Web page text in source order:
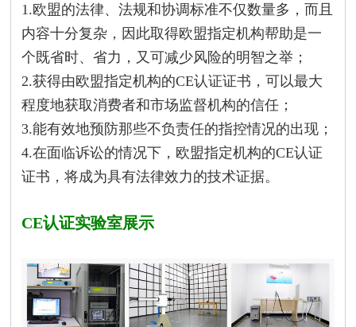
1.欧盟的法律、法规和协调标准不仅数量多，而且
内容十分复杂，因此取得欧盟指定机构帮助是一
个既省时、省力，又可减少风险的明智之举；
2.获得由欧盟指定机构的CE认证证书，可以最大
程度地获取消费者和市场监督机构的信任；
3.能有效地预防那些不负责任的指控情况的出现；
4.在面临诉讼的情况下，欧盟指定机构的CE认证
证书，将成为具有法律效力的技术证据。
CE认证实验室展示